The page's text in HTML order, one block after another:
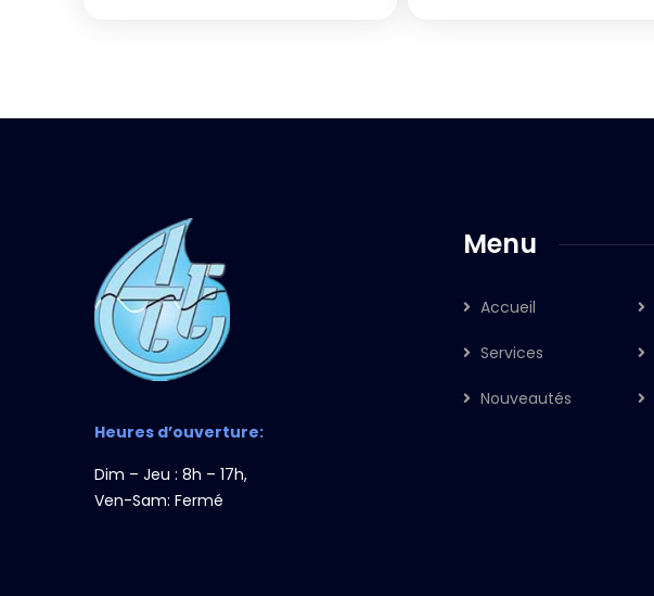
Heures d’ouverture:
Dim – Jeu : 8h – 17h,
Ven-Sam: Fermé
Menu
Accueil
Services
Nouveautés